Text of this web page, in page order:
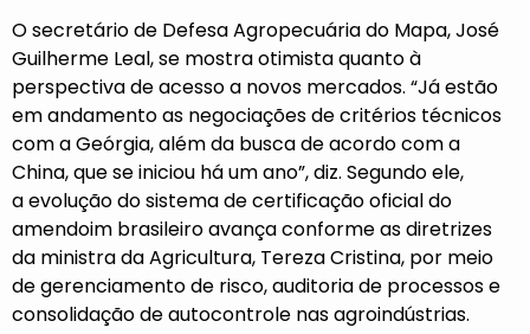
O secretário de Defesa Agropecuária do Mapa, José
Guilherme Leal, se mostra otimista quanto à
perspectiva de acesso a novos mercados. “Já estão
em andamento as negociações de critérios técnicos
com a Geórgia, além da busca de acordo com a
China, que se iniciou há um ano”, diz. Segundo ele,
a evolução do sistema de certificação oficial do
amendoim brasileiro avança conforme as diretrizes
da ministra da Agricultura, Tereza Cristina, por meio
de gerenciamento de risco, auditoria de processos e
consolidação de autocontrole nas agroindústrias.